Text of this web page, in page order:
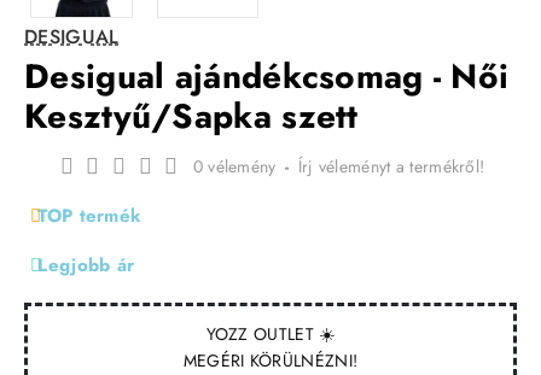
DESIGUAL
Desigual ajándékcsomag - Női
Kesztyű/Sapka szett
YOZZ OUTLET ☀️
MEGÉRI KÖRÜLNÉZNI!
TOP termék
Legjobb ár
0 vélemény - Írj véleményt a termékről!